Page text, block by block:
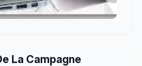
La Campagne